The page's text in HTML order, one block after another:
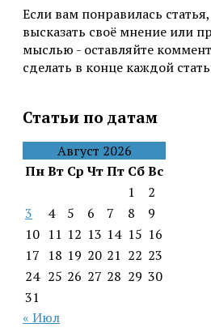
Если вам понравилась
высказать своё мнение или
мыслью - оставляйте
сделать в конце каждой
Статьи по датам
Август 2026
ПнВт Ср ЧтПт СбВс
1
2
3
4 5 6 7 8
9
10 11 12 13 14 15 16
17 18 19 20 21 22 23
24 25 26 27 28 29 30
31
« Июл